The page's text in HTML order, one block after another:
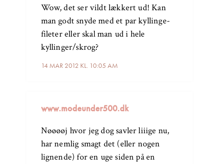
14 MAR 2012 KL. 10:05 AM
Wow, det ser vildt lækkert ud! Kan
man godt snyde med et par kyllinge-
fileter eller skal man ud i hele
kyllinger/skrog?
www.modeunder500.dk
Nøøøøj hvor jeg dog savler liiige nu,
har nemlig smagt det (eller nogen
lignende) for en uge siden på en